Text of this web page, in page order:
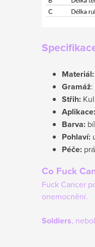
Materiál:
Gramáž
Střih:
Aplikace:
Barva:
Pohlaví:
Péče:
Co Fuck
Fuck Cancer
onemocnění.
Soldiers,